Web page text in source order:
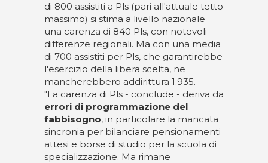
di 800 assistiti a Pls (pari all'attuale tetto
massimo) si stima a livello nazionale
una carenza di 840 Pls, con notevoli
differenze regionali. Ma con una media
di 700 assistiti per Pls, che garantirebbe
l'esercizio della libera scelta, ne
mancherebbero addirittura 1.935.
"La carenza di Pls - conclude - deriva da
errori di programmazione del
fabbisogno, in particolare la mancata
sincronia per bilanciare pensionamenti
attesi e borse di studio per la scuola di
specializzazione. Ma rimane